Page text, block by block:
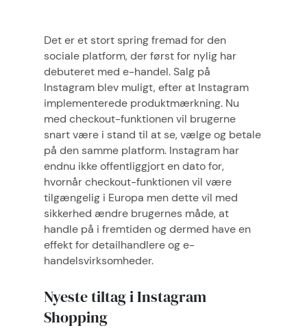
Det er et stort spring fremad for den
sociale platform, der først for nylig har
debuteret med e-handel. Salg på
Instagram blev muligt, efter at Instagram
implementerede produktmærkning. Nu
med checkout-funktionen vil brugerne
snart være i stand til at se, vælge og betale
på den samme platform. Instagram har
endnu ikke offentliggjort en dato for,
hvornår checkout-funktionen vil være
tilgængelig i Europa men dette vil med
sikkerhed ændre brugernes måde, at
handle på i fremtiden og dermed have en
effekt for detailhandlere og e-
handelsvirksomheder.
Nyeste tiltag i Instagram
Shopping